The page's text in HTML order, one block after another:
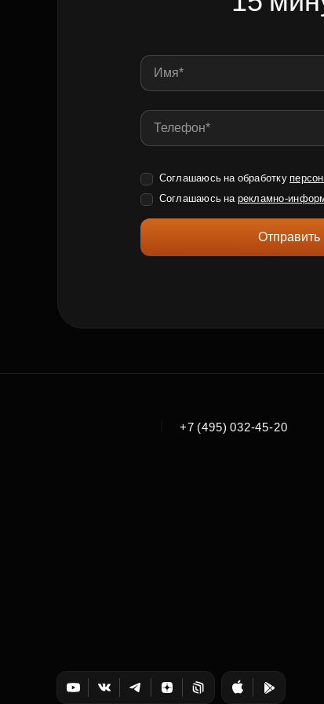
Соглашаюсь на обработку
Соглашаюсь на рекламно-
Отправить
+7 (495) 032-45-20